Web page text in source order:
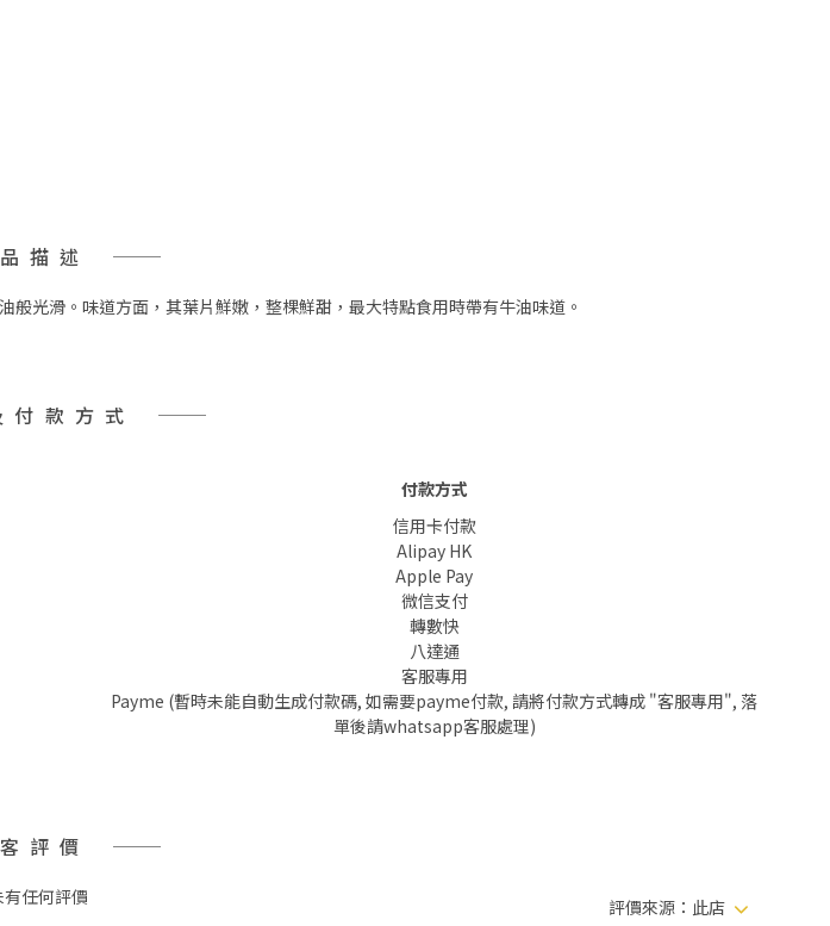
描述
光滑。味道方面，其葉片鮮嫩，整棵鮮甜，最大特點食用時帶有牛油味道。
付款方式
付款方式
信用卡付款
Alipay HK
Apple Pay
微信支付
轉數快
八達通
客服專用
Payme (暫時未能自動生成付款碼, 如需要payme付款, 請將付款方式轉成 "客服專用", 落
單後請whatsapp客服處理)
評價
有任何評價